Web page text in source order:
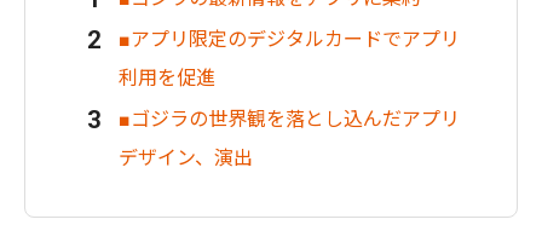
■アプリ限定のデジタルカードでアプリ
利用を促進
■ゴジラの世界観を落とし込んだアプリ
デザイン、演出